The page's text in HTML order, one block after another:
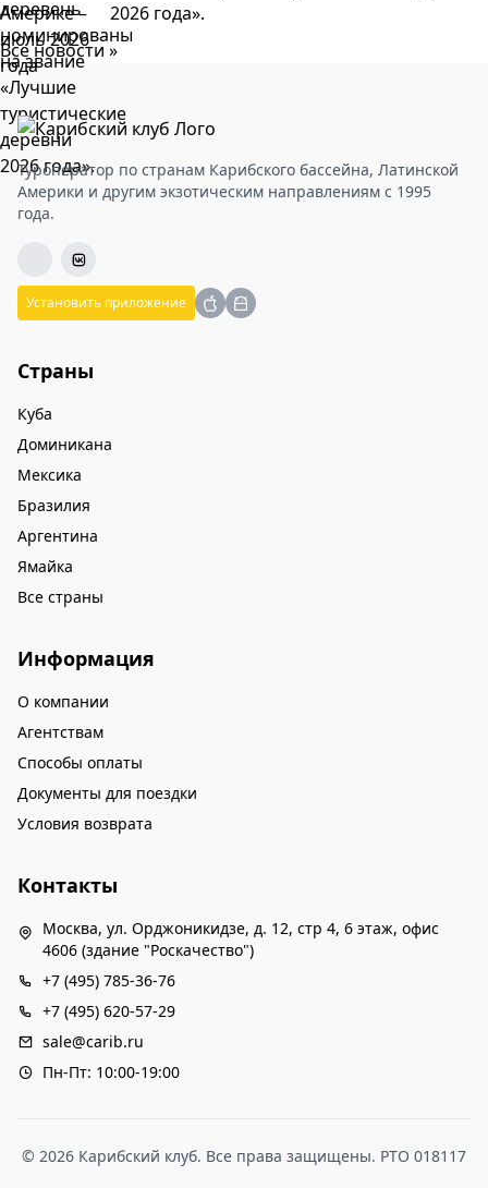
2026 года».
Все новости »
Туроператор по странам Карибского бассейна, Латинской
Америки и другим экзотическим направлениям с 1995
года.
Установить приложение
Страны
Куба
Доминикана
Мексика
Бразилия
Аргентина
Ямайка
Все страны
Информация
О компании
Агентствам
Способы оплаты
Документы для поездки
Условия возврата
Контакты
Москва, ул. Орджоникидзе, д. 12, стр 4, 6 этаж, офис
4606 (здание "Роскачество")
+7 (495) 785-36-76
+7 (495) 620-57-29
sale@carib.ru
Пн-Пт: 10:00-19:00
© 2026 Карибский клуб. Все права защищены. РТО 018117